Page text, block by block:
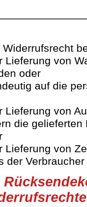
Widerrufsrecht
Lieferung von
oder
auf die
Lieferung von
die gelieferten
Lieferung von
der